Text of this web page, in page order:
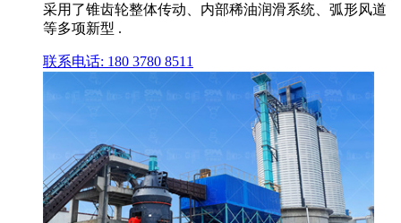
采用了锥齿轮整体传动、内部稀油润滑系统、弧形风道
等多项新型 .
联系电话: 180 3780 8511